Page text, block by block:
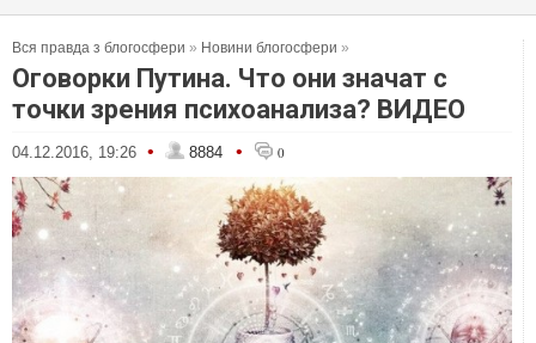
Вся правда з блогосфери » Новини блогосфери »
Оговорки Путина. Что они значат с
точки зрения психоанализа? ВИДЕО
04.12.2016, 19:26 • 8884 • 0